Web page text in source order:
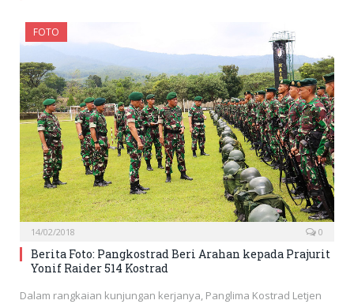
FOTO
14/02/2018 0
Berita Foto: Pangkostrad Beri Arahan kepada Prajurit
Yonif Raider 514 Kostrad
Dalam rangkaian kunjungan kerjanya, Panglima Kostrad Letjen